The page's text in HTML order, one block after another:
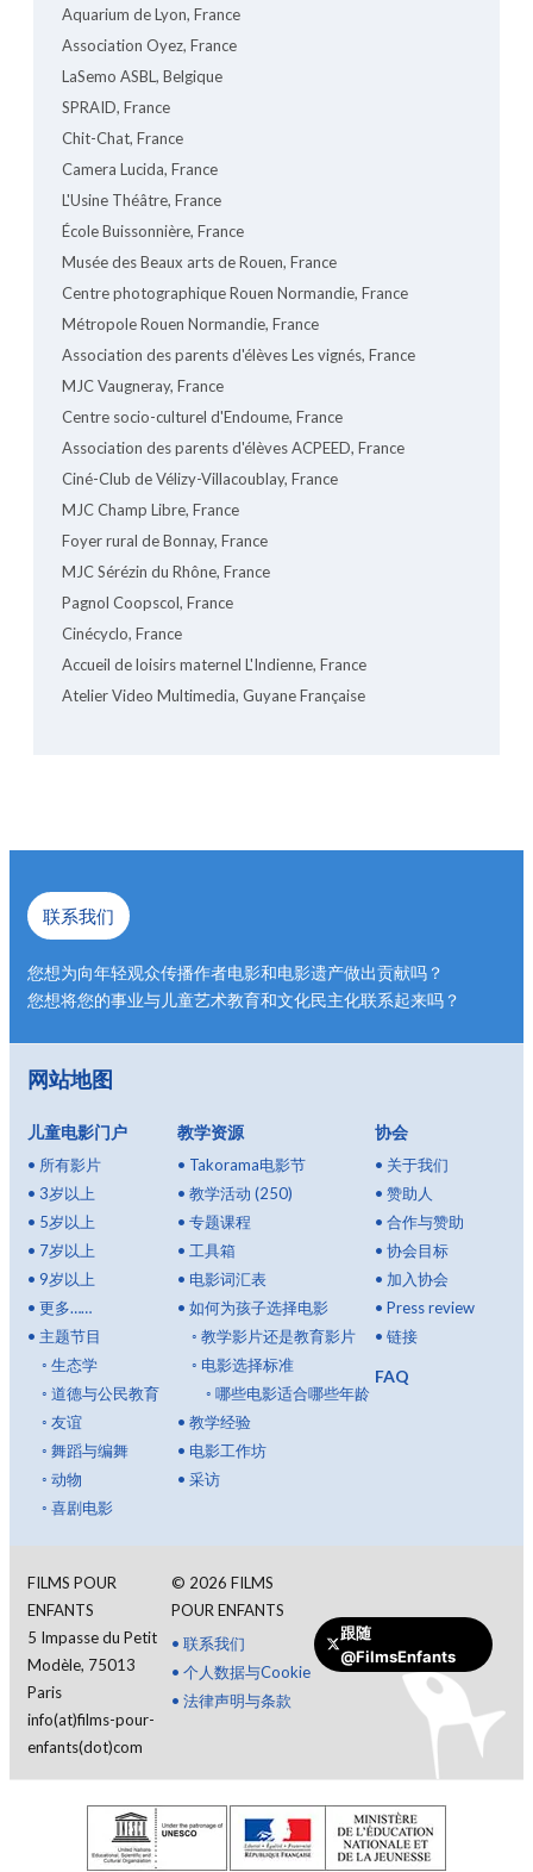
Aquarium de Lyon, France
Association Oyez, France
LaSemo ASBL, Belgique
SPRAID, France
Chit-Chat, France
Camera Lucida, France
L'Usine Théâtre, France
École Buissonnière, France
Musée des Beaux arts de Rouen, France
Centre photographique Rouen Normandie, France
Métropole Rouen Normandie, France
Association des parents d'élèves Les vignés, France
MJC Vaugneray, France
Centre socio-culturel d'Endoume, France
Association des parents d'élèves ACPEED, France
Ciné-Club de Vélizy-Villacoublay, France
MJC Champ Libre, France
Foyer rural de Bonnay, France
MJC Sérézin du Rhône, France
Pagnol Coopscol, France
Cinécyclo, France
Accueil de loisirs maternel L'Indienne, France
Atelier Video Multimedia, Guyane Française
联系我们
您想为向年轻观众传播作者电影和电影遗产做出贡献吗？
您想将您的事业与儿童艺术教育和文化民主化联系起来吗？
网站地图
儿童电影门户
• 所有影片
• 3岁以上
• 5岁以上
• 7岁以上
• 9岁以上
• 更多……
• 主题节目
◦ 生态学
◦ 道德与公民教育
◦ 友谊
◦ 舞蹈与编舞
◦ 动物
◦ 喜剧电影
教学资源
• Takorama电影节
• 教学活动 (250)
• 专题课程
• 工具箱
• 电影词汇表
• 如何为孩子选择电影
◦ 教学影片还是教育影片
◦ 电影选择标准
◦ 哪些电影适合哪些年龄
• 教学经验
• 电影工作坊
• 采访
协会
• 关于我们
•赞助人
•合作与赞助
•协会目标
• 加入协会
•Press review
•链接
FAQ
FILMS POUR
ENFANTS
5 Impasse du Petit
Modèle, 75013
Paris
info(at)films-pour-
enfants(dot)com
© 2026 FILMS
POUR ENFANTS
• 联系我们
• 个人数据与Cookie
• 法律声明与条款
跟随
@FilmsEnfants